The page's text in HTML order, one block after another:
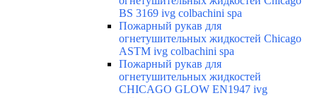
BS 3169 ivg colbachini spa
Пожарный рукав для
огнетушительных жидкостей Chicago
ASTM ivg colbachini spa
Пожарный рукав для
огнетушительных жидкостей
CHICAGO GLOW EN1947 ivg